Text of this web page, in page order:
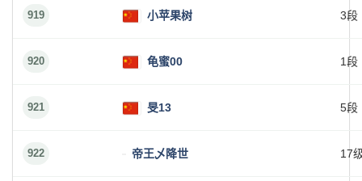
919 小苹果树 3段
920 龟蜜00 1段
921 旻13 5段
922 帝王乄降世 17